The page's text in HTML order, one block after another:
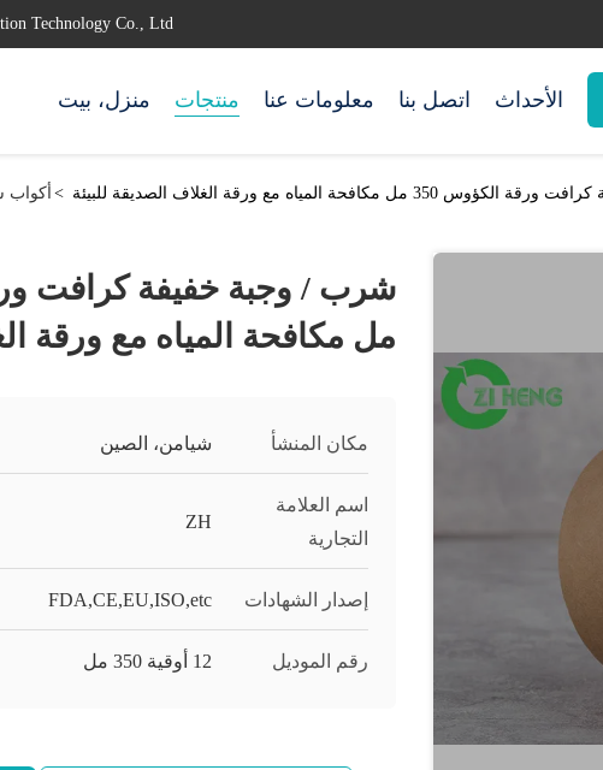
Technology Co., Ltd.
منزل، بيت منتجات معلومات عنا اتصل بنا الأحداث
> مكافحة المياه مع ورقة الغلاف الصديقة للبيئة
مل مكافحة المياه مع ورقة
مكان المنشأ شيامن، الصين
اسم العلامة
التجارية
ZH
إصدار الشهادات FDA,CE,EU,ISO,etc
رقم الموديل 12 أوقية 350 مل